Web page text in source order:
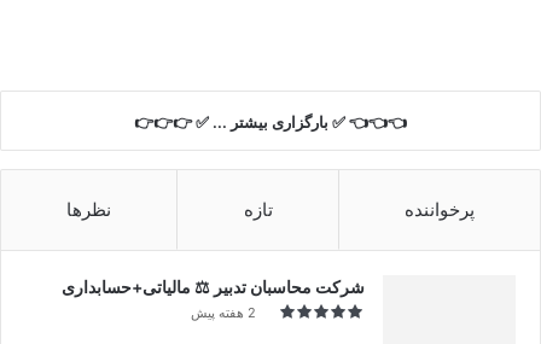
👈👈👈 ✅ بارگزاری بیشتر ... ✅ 👉👉👉
پرخواننده تازه نظرها
شرکت محاسبان تدبیر ⚖️ مالیاتی+حسابداری
2 هفته پیش